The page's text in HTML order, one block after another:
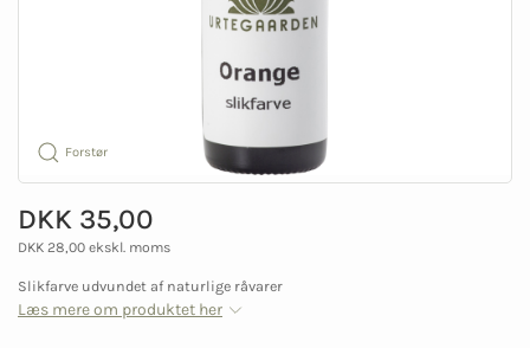
Forstør
DKK 35,00
DKK 28,00 ekskl. moms
Slikfarve udvundet af naturlige råvarer
Læs mere om produktet her